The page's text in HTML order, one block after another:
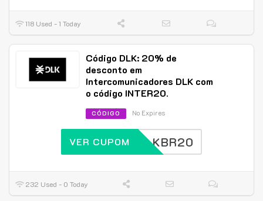
118 Used - 1 Today
Código DLK: 20% de
desconto em
Intercomunicadores DLK com
o código INTER20.
CÓDIGO No Expires
DLKBR20
VER CUPOM
232 Used - 0 Today